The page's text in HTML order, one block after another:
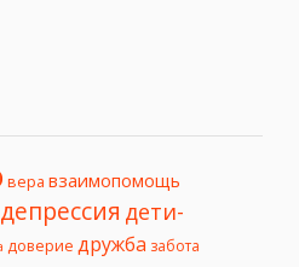
вера взаимопомощь
депрессия дети-
доверие дружба забота